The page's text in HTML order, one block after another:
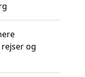
og